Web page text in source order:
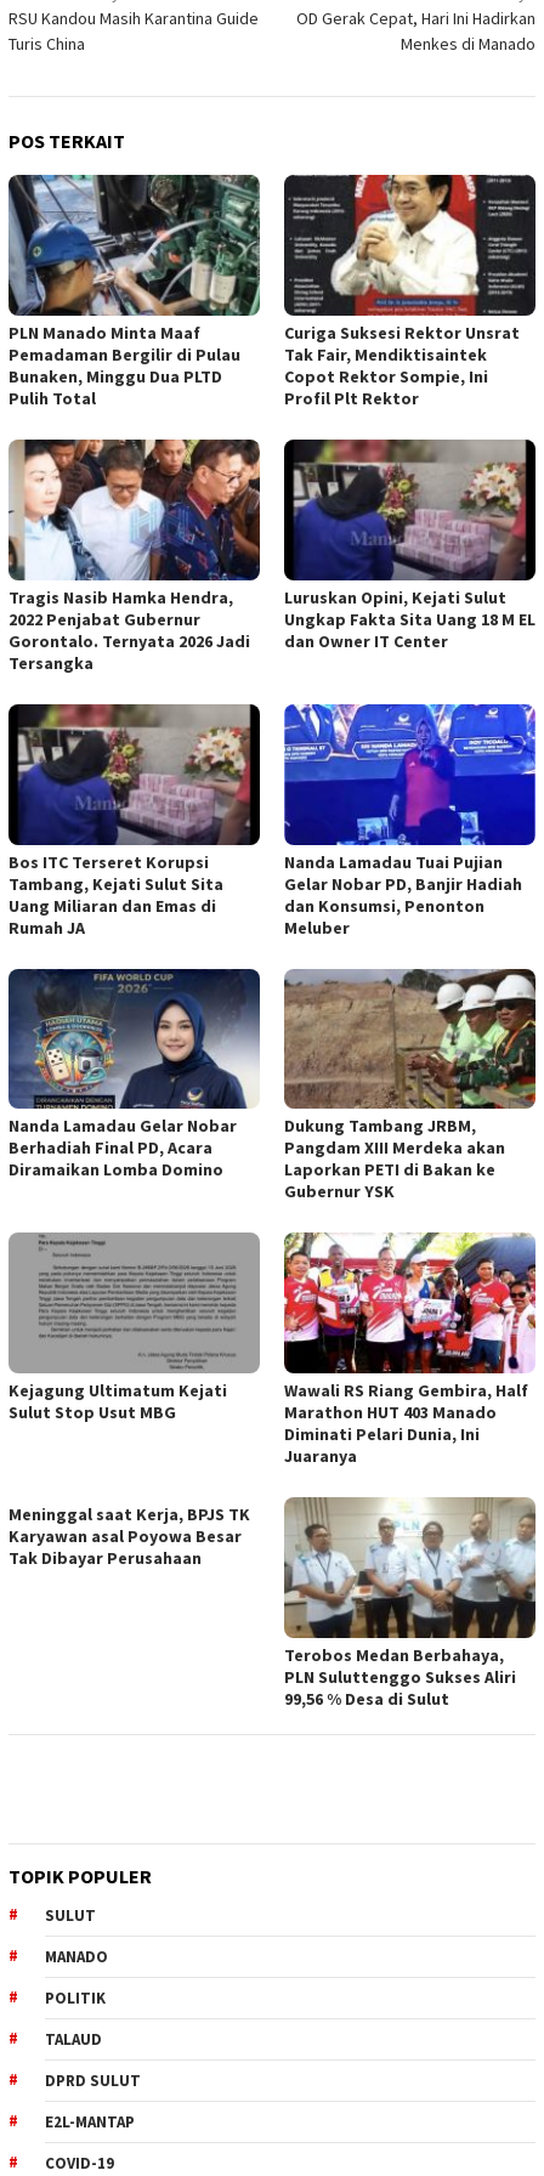
pos
RSU Kandou Masih Karantina Guide
Turis China
OD Gerak Cepat, Hari Ini Hadirkan
Menkes di Manado
POS TERKAIT
PLN Manado Minta Maaf
Pemadaman Bergilir di Pulau
Bunaken, Minggu Dua PLTD
Pulih Total
Curiga Suksesi Rektor Unsrat
Tak Fair, Mendiktisaintek
Copot Rektor Sompie, Ini
Profil Plt Rektor
Tragis Nasib Hamka Hendra,
2022 Penjabat Gubernur
Gorontalo. Ternyata 2026 Jadi
Tersangka
Luruskan Opini, Kejati Sulut
Ungkap Fakta Sita Uang 18 M EL
dan Owner IT Center
Bos ITC Terseret Korupsi
Tambang, Kejati Sulut Sita
Uang Miliaran dan Emas di
Rumah JA
Nanda Lamadau Tuai Pujian
Gelar Nobar PD, Banjir Hadiah
dan Konsumsi, Penonton
Meluber
Nanda Lamadau Gelar Nobar
Berhadiah Final PD, Acara
Diramaikan Lomba Domino
Dukung Tambang JRBM,
Pangdam XIII Merdeka akan
Laporkan PETI di Bakan ke
Gubernur YSK
Kejagung Ultimatum Kejati
Sulut Stop Usut MBG
Wawali RS Riang Gembira, Half
Marathon HUT 403 Manado
Diminati Pelari Dunia, Ini
Juaranya
Meninggal saat Kerja, BPJS TK
Karyawan asal Poyowa Besar
Tak Dibayar Perusahaan
Terobos Medan Berbahaya,
PLN Suluttenggo Sukses Aliri
99,56 % Desa di Sulut
TOPIK POPULER
SULUT
MANADO
POLITIK
TALAUD
DPRD SULUT
E2L-MANTAP
COVID-19